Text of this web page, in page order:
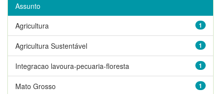
Assunto
1
Agricultura
1
Agricultura Sustentável
1
Integracao lavoura-pecuaria-floresta
1
Mato Grosso